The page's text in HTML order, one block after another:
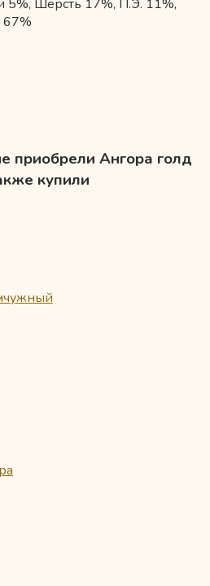
5%, Шерсть 17%, П.Э. 11%,
приобрели Ангора голд
купили